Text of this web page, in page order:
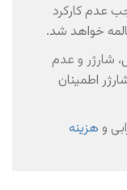
عدم کارکرد
خواهد شد.
شارژر و عدم
اطمینان
وهزینه